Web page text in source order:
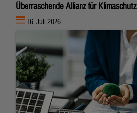
Überraschende Allianz für Klimaschutz
16. Juli 2026